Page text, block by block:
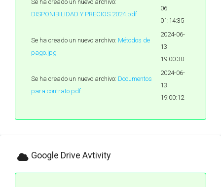
Se ha creado un nuevo archivo:
DISPONIBILIDAD Y PRECIOS 2024.pdf
06
01:14:35
Se ha creado un nuevo archivo: Métodos de
pago.jpg
2024-06-
13
19:00:30
Se ha creado un nuevo archivo: Documentos
para contrato.pdf
2024-06-
13
19:00:12
Google Drive Avtivity